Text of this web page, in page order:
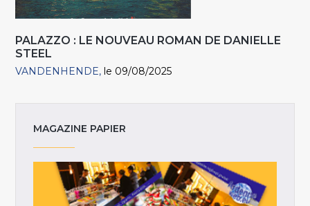
PALAZZO : LE NOUVEAU ROMAN DE DANIELLE
STEEL
VANDENHENDE le 09/08/2025
MAGAZINE PAPIER